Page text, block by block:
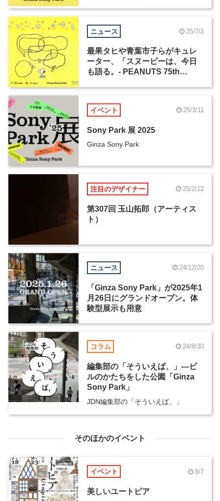
ニュース 25/7/2
最果タヒや青葉市子らがキュレ
ーター、「スヌーピーは、今日
も語る。- PEANUTS 75th
イベント 25/3/11
Sony Park 展 2025
Ginza Sony Park
注目のデザイナー 25/2/12
第307回 玉山拓郎（アーティス
ト）
ニュース 24/12/20
「Ginza Sony Park」が2025年1
月26日にグランドオープン。体
験型展示も用意
コラム 24/8/30
編集部の「そういえば、」―ビ
ルのかたちをした公園「Ginza
Sony Park」
JDN編集部の「そういえば、」
そのほかのイベント
イベント 8/7
美しいユートピア